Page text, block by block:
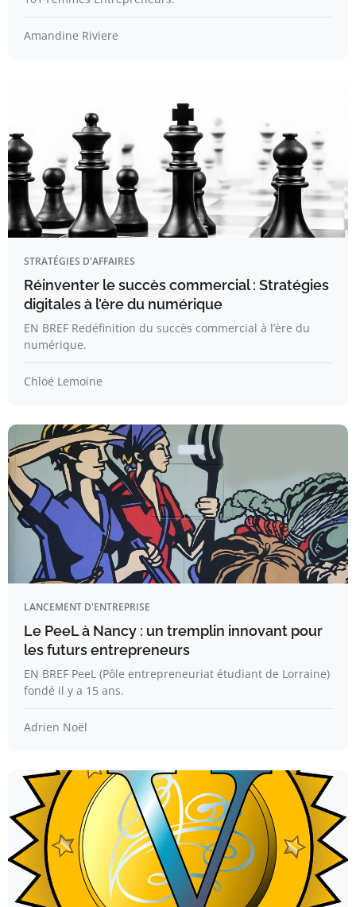
Amandine Riviere
STRATÉGIES D'AFFAIRES
Réinventer le succès commercial : Stratégies
digitales à l’ère du numérique
EN BREF Redéfinition du succès commercial à l’ère du
numérique.
Chloé Lemoine
LANCEMENT D'ENTREPRISE
Le PeeL à Nancy : un tremplin innovant pour
les futurs entrepreneurs
EN BREF PeeL (Pôle entrepreneuriat étudiant de Lorraine)
fondé il y a 15 ans.
Adrien Noël